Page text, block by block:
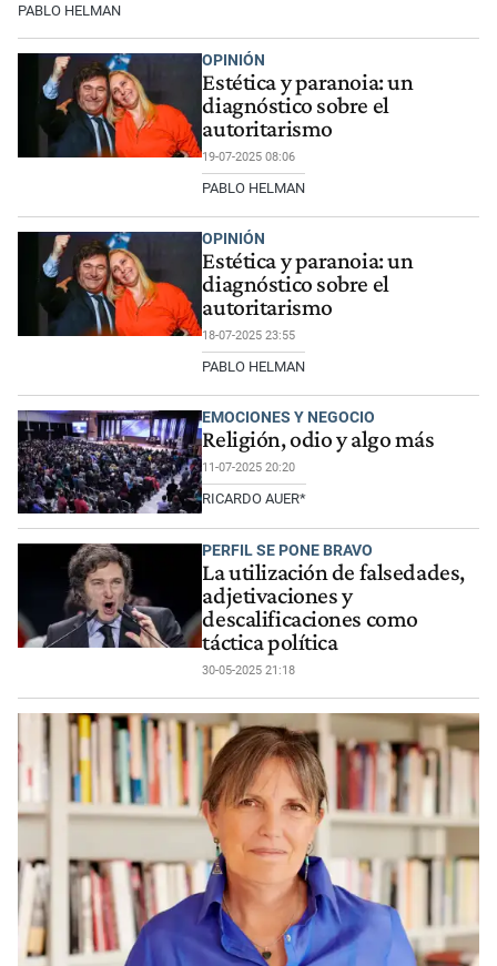
PABLO HELMAN
OPINIÓN
Estética y paranoia: un
diagnóstico sobre el
autoritarismo
19-07-2025 08:06
PABLO HELMAN
OPINIÓN
Estética y paranoia: un
diagnóstico sobre el
autoritarismo
18-07-2025 23:55
PABLO HELMAN
EMOCIONES Y NEGOCIO
Religión, odio y algo más
11-07-2025 20:20
RICARDO AUER*
PERFIL SE PONE BRAVO
La utilización de falsedades,
adjetivaciones y
descalificaciones como
táctica política
30-05-2025 21:18